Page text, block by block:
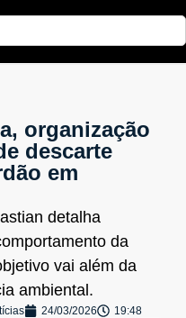
organização
descarte
em
detalha
da
vai além da
ambiental.
24/03/2026 19:48